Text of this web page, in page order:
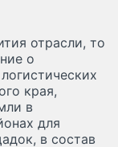
отрасли, то
о
края,
в
для
в состав